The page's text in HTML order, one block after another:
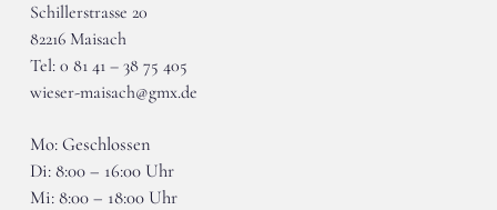
Schillerstrasse 20
82216 Maisach
Tel: 0 81 41 – 38 75 405
wieser-maisach@gmx.de
Mo: Geschlossen
Di: 8:00 – 16:00 Uhr
Mi: 8:00 – 18:00 Uhr